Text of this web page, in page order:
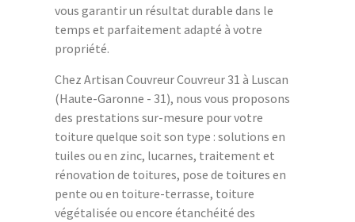
vous garantir un résultat durable dans le
temps et parfaitement adapté à votre
propriété.
Chez Artisan Couvreur Couvreur 31 à Luscan
(Haute-Garonne - 31), nous vous proposons
des prestations sur-mesure pour votre
toiture quelque soit son type : solutions en
tuiles ou en zinc, lucarnes, traitement et
rénovation de toitures, pose de toitures en
pente ou en toiture-terrasse, toiture
végétalisée ou encore étanchéité des